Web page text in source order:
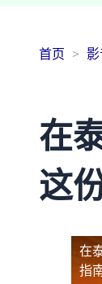
首页
在
这
在
指